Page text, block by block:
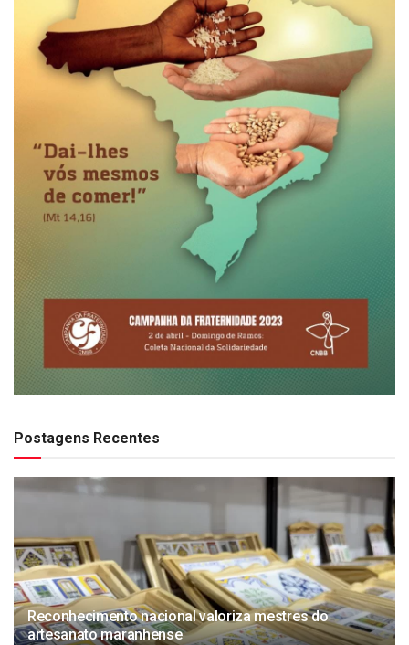
Postagens Recentes
Reconhecimento nacional valoriza mestres do
artesanato maranhense